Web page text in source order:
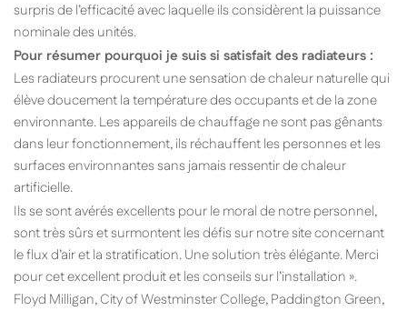
surpris de l’efficacité avec laquelle ils considèrent la puissance
nominale des unités.
Pour résumer pourquoi je suis si satisfait des radiateurs :
Les radiateurs procurent une sensation de chaleur naturelle qui
élève doucement la température des occupants et de la zone
environnante. Les appareils de chauffage ne sont pas gênants
dans leur fonctionnement, ils réchauffent les personnes et les
surfaces environnantes sans jamais ressentir de chaleur
artificielle.
Ils se sont avérés excellents pour le moral de notre personnel,
sont très sûrs et surmontent les défis sur notre site concernant
le flux d’air et la stratification. Une solution très élégante. Merci
pour cet excellent produit et les conseils sur l’installation ».
Floyd Milligan, City of Westminster College, Paddington Green,